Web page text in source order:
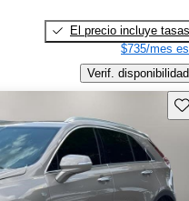
El precio incluye tasas
$735/mes
Verif. disponibilidad